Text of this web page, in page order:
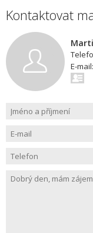
Kontaktovat
E-mail: